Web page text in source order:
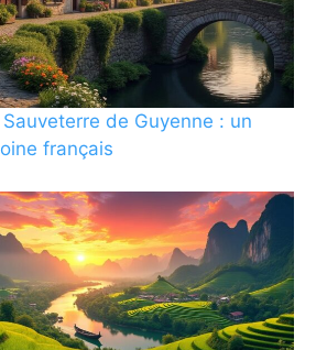
de Guyenne : un
français